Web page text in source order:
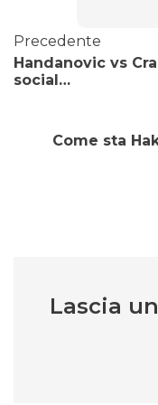
Precedente
Handanovic vs
social…
Come sta
Lascia